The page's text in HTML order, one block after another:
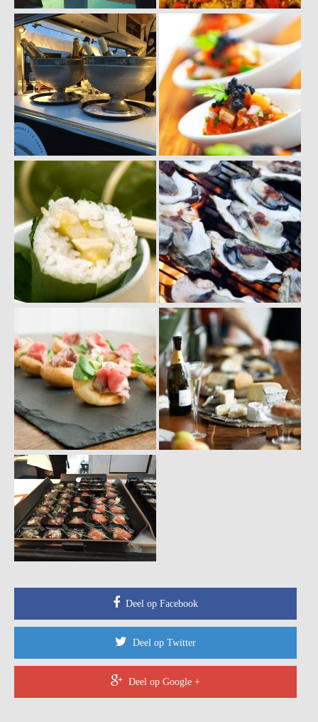
Deel op Facebook
Deel op Twitter
Deel op Google +